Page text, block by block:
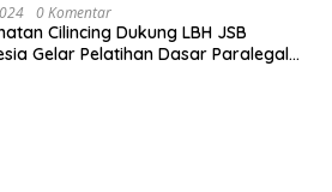
0 Komentar
Cilincing Dukung LBH JSB
Gelar Pelatihan Dasar Paralegal